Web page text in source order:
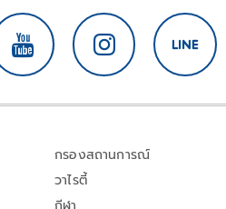
กรองสถานการณ์
วาไรตี้